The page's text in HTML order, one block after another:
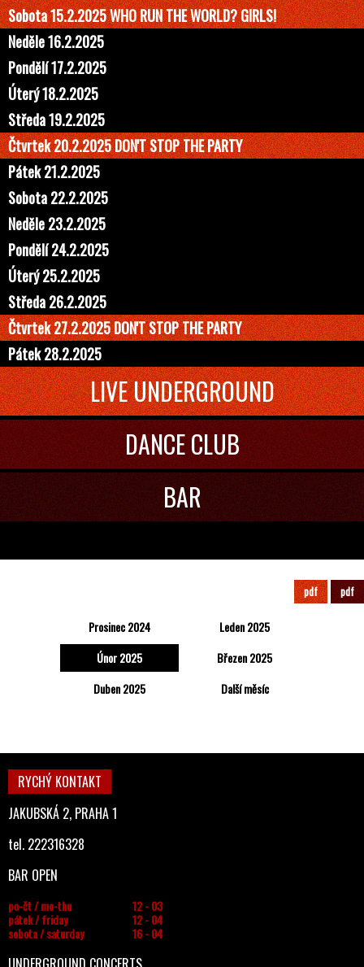
Sobota 15.2.2025 WHO RUN THE WORLD? GIRLS!
Neděle 16.2.2025
Pondělí 17.2.2025
Úterý 18.2.2025
Středa 19.2.2025
Čtvrtek 20.2.2025 DON'T STOP THE PARTY
Pátek 21.2.2025
Sobota 22.2.2025
Neděle 23.2.2025
Pondělí 24.2.2025
Úterý 25.2.2025
Středa 26.2.2025
Čtvrtek 27.2.2025 DON'T STOP THE PARTY
Pátek 28.2.2025
LIVE UNDERGROUND
DANCE CLUB
BAR
pdf pdf
Prosinec 2024
Leden 2025
Únor 2025
Březen 2025
Duben 2025
Další měsíc
RYCHÝ KONTAKT
JAKUBSKÁ 2, PRAHA 1
tel. 222316328
BAR OPEN
po-čt / mo-thu
12 - 03
pátek / friday
12 - 04
sobota / saturday
16 - 04